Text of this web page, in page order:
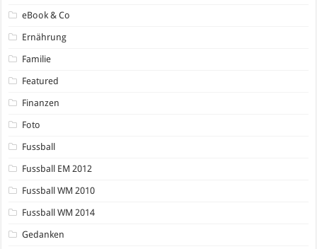
eBook & Co
Ernährung
Familie
Featured
Finanzen
Foto
Fussball
Fussball EM 2012
Fussball WM 2010
Fussball WM 2014
Gedanken